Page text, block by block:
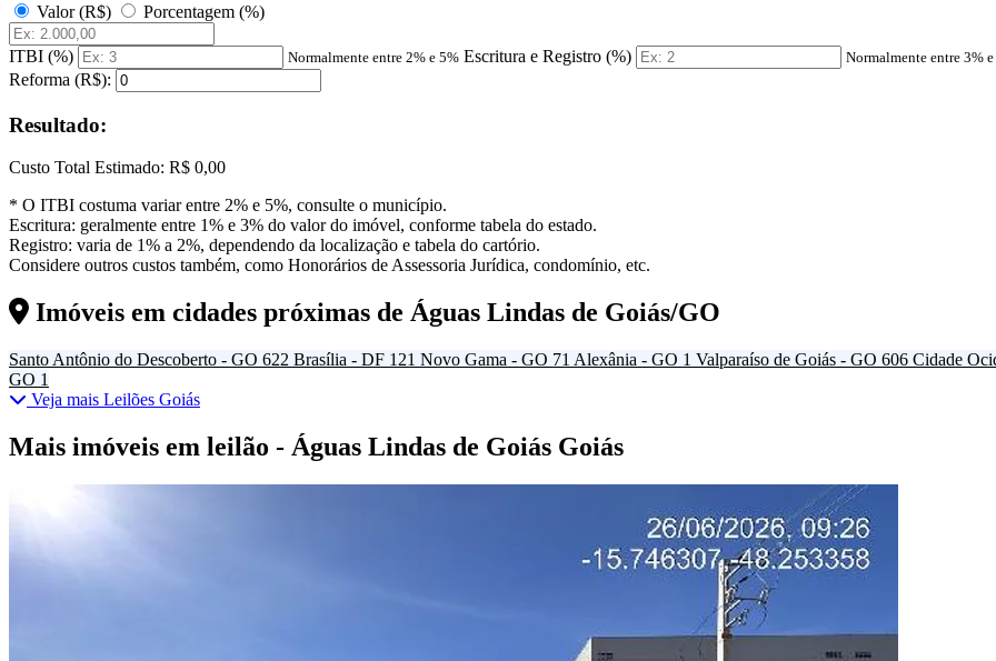
Valor (R$)
Porcentagem (%)
ITBI (%) Normalmente entre 2% e 5% Escritura e Registro (%) Normalmente entre 3%
Reforma (R$):
Resultado:
Custo Total Estimado: R$ 0,00
* O ITBI costuma variar entre 2% e 5%, consulte o município.
Escritura: geralmente entre 1% e 3% do valor do imóvel, conforme tabela do estado.
Registro: varia de 1% a 2%, dependendo da localização e tabela do cartório.
Considere outros custos também, como Honorários de Assessoria Jurídica, condomínio, etc.
Imóveis em cidades próximas de Águas Lindas de Goiás/GO
Santo Antônio do Descoberto - GO 622 Brasília - DF 121 Novo Gama - GO 71 Alexânia - GO 1 Valparaíso de Goiás - GO 606 Cidade
GO 1
Veja mais Leilões Goiás
Mais imóveis em leilão - Águas Lindas de Goiás Goiás